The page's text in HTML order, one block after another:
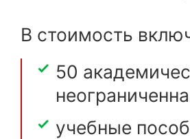
В стоимость
50
учебные